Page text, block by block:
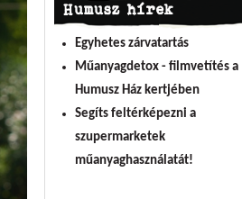
Humusz hírek
Egyhetes zárvatartás
Műanyagdetox - filmvetítés a
Humusz Ház kertjében
Segíts feltérképezni a
szupermarketek
műanyaghasználatát!